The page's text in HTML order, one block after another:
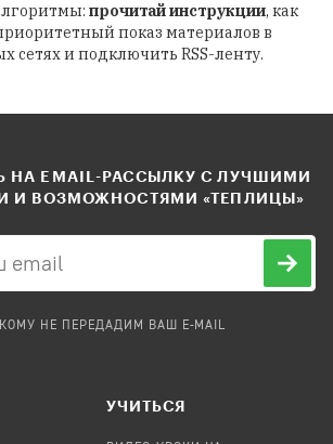
прочитай инструкции, как
показ материалов в
сетях и подключить RSS-ленту.
НА EMAIL-РАССЫЛКУ С ЛУЧШИМИ
И ВОЗМОЖНОСТЯМИ «ТЕПЛИЦЫ»
НЕ ПЕРЕДАДИМ ВАШ E-MAIL
УЧИТЬСЯ